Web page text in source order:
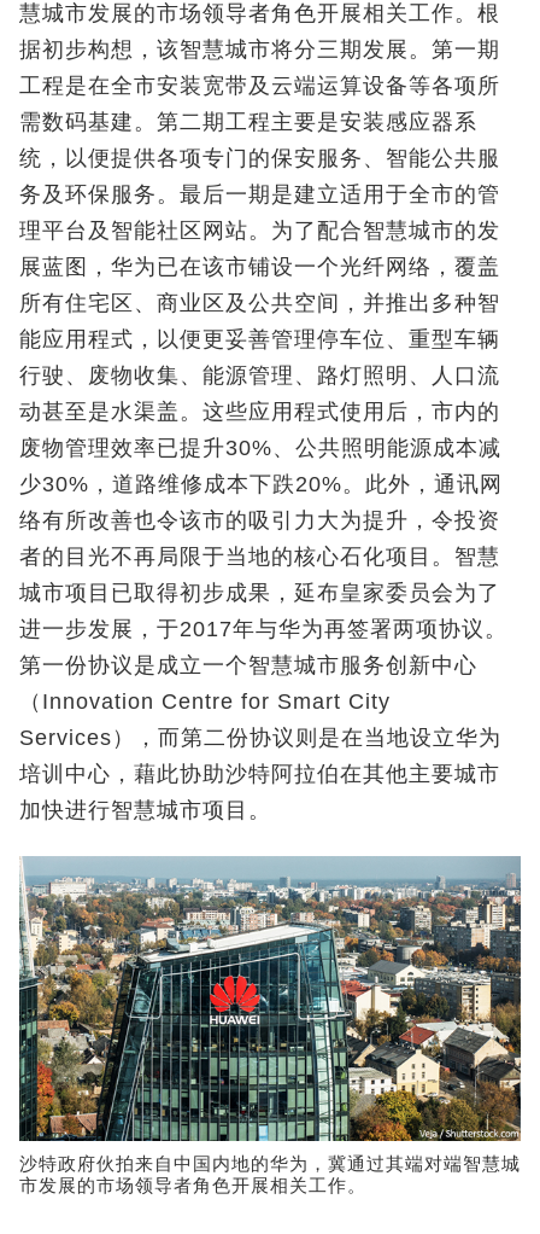
慧城市发展的市场领导者角色开展相关工作。根
据初步构想，该智慧城市将分三期发展。第一期
工程是在全市安装宽带及云端运算设备等各项所
需数码基建。第二期工程主要是安装感应器系
统，以便提供各项专门的保安服务、智能公共服
务及环保服务。最后一期是建立适用于全市的管
理平台及智能社区网站。为了配合智慧城市的发
展蓝图，华为已在该市铺设一个光纤网络，覆盖
所有住宅区、商业区及公共空间，并推出多种智
能应用程式，以便更妥善管理停车位、重型车辆
行驶、废物收集、能源管理、路灯照明、人口流
动甚至是水渠盖。这些应用程式使用后，市内的
废物管理效率已提升30%、公共照明能源成本减
少30%，道路维修成本下跌20%。此外，通讯网
络有所改善也令该市的吸引力大为提升，令投资
者的目光不再局限于当地的核心石化项目。智慧
城市项目已取得初步成果，延布皇家委员会为了
进一步发展，于2017年与华为再签署两项协议。
第一份协议是成立一个智慧城市服务创新中心
（Innovation Centre for Smart City
Services），而第二份协议则是在当地设立华为
培训中心，藉此协助沙特阿拉伯在其他主要城市
加快进行智慧城市项目。
沙特政府伙拍来自中国内地的华为，冀通过其端对端智慧城
市发展的市场领导者角色开展相关工作。